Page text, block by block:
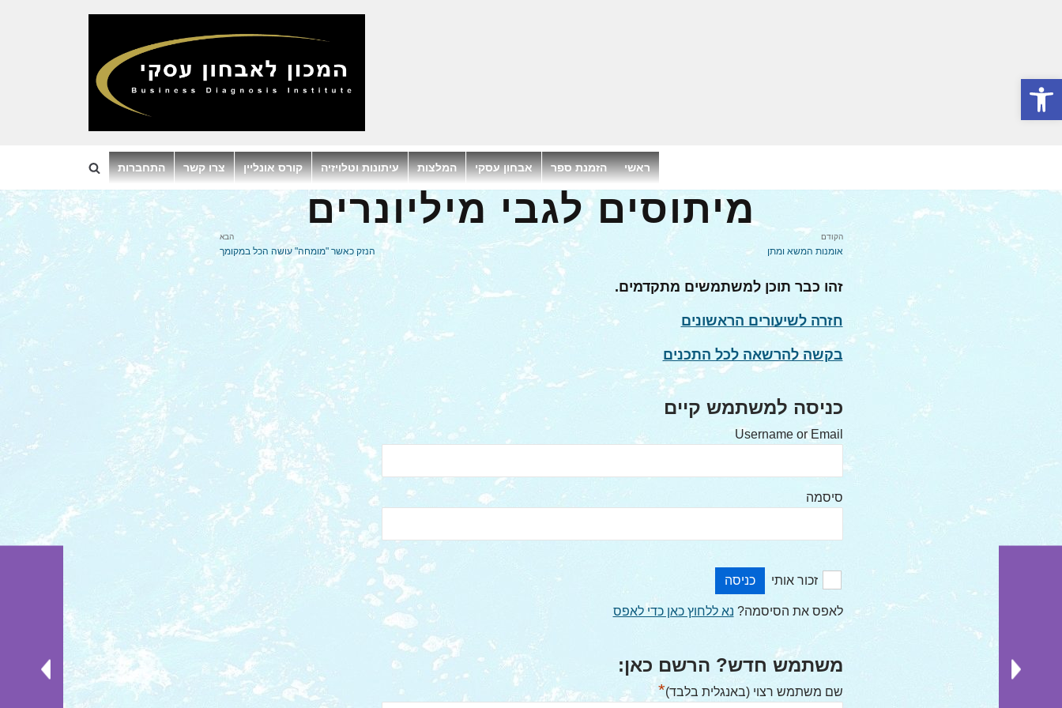
פתח סרגל נגישות
ראשי הזמנת ספר אבחון עסקי המלצות עיתונות וטלויזיה קורס אונליין צרו קשר התחברות
מיתוסים לגבי מיליונרים
הקודם
אומנות המשא ומתן
הבא
הנזק כאשר "מומחה" עושה הכל במקומך
זהו כבר תוכן למשתמשים מתקדמים.
חזרה לשיעורים הראשונים
בקשה להרשאה לכל התכנים
כניסה למשתמש קיים
Username or Email
סיסמה
זכור אותי
לאפס את הסיסמה? נא ללחוץ כאן כדי לאפס
משתמש חדש? הרשם כאן:
שם משתמש רצוי (באנגלית בלבד)*